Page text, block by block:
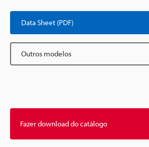
Data Sheet (PDF)
Outros modelos
Fazer download do catálogo